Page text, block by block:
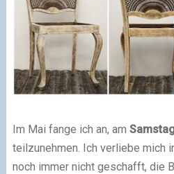
Im Mai fange ich an, am
teilzunehmen. Ich verliebe mich
noch immer nicht geschafft, die